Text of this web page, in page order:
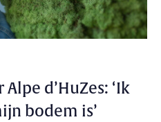
d’HuZes: ‘Ik
bodem is’